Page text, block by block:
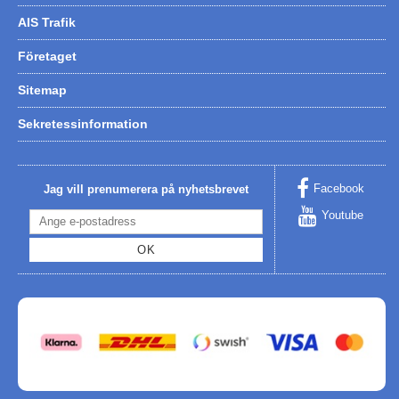
AIS Trafik
Företaget
Sitemap
Sekretessinformation
Jag vill prenumerera på nyhetsbrevet
OK
Facebook
Youtube